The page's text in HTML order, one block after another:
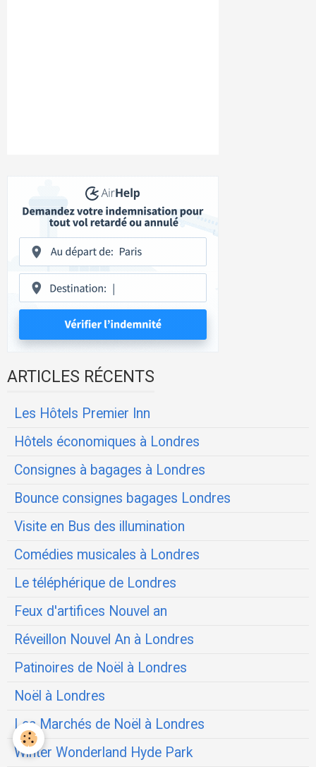
ARTICLES RÉCENTS
Les Hôtels Premier Inn
Hôtels économiques à Londres
Consignes à bagages à Londres
Bounce consignes bagages Londres
Visite en Bus des illumination
Comédies musicales à Londres
Le téléphérique de Londres
Feux d'artifices Nouvel an
Réveillon Nouvel An à Londres
Patinoires de Noël à Londres
Noël à Londres
Les Marchés de Noël à Londres
Winter Wonderland Hyde Park